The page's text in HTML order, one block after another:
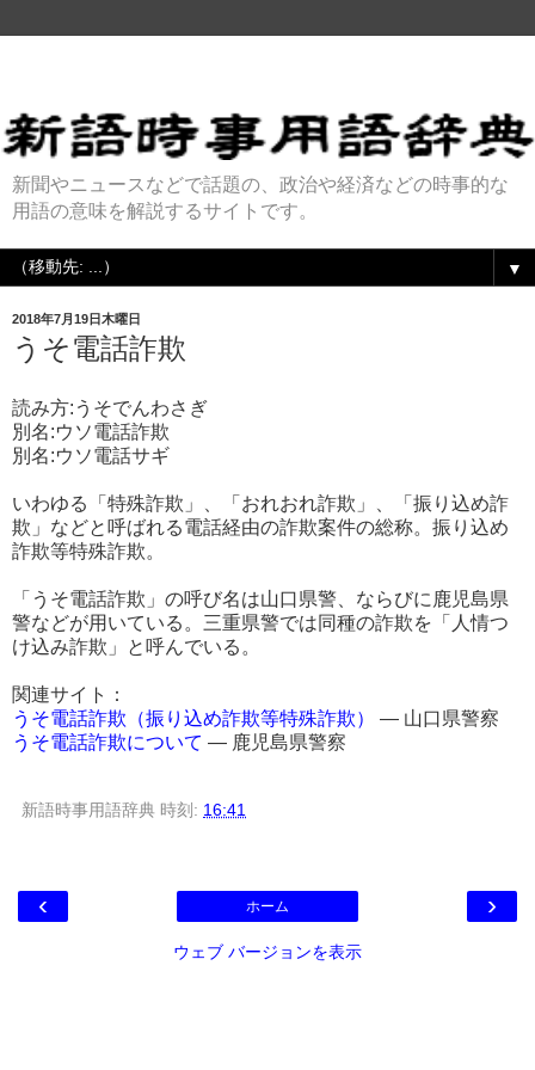
新聞やニュースなどで話題の、政治や経済などの時事的な
用語の意味を解説するサイトです。
▼
2018年7月19日木曜日
うそ電話詐欺
読み方:うそでんわさぎ
別名:ウソ電話詐欺
別名:ウソ電話サギ
いわゆる「特殊詐欺」、「おれおれ詐欺」、「振り込め詐
欺」などと呼ばれる電話経由の詐欺案件の総称。振り込め
詐欺等特殊詐欺。
「うそ電話詐欺」の呼び名は山口県警、ならびに鹿児島県
警などが用いている。三重県警では同種の詐欺を「人情つ
け込み詐欺」と呼んでいる。
関連サイト：
うそ電話詐欺（振り込め詐欺等特殊詐欺）
― 山口県警察
うそ電話詐欺について ― 鹿児島県警察
新語時事用語辞典 時刻: 16:41
‹ ›
ホーム
ウェブ バージョンを表示